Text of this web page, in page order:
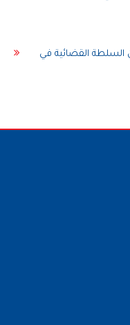
السلطة القضائية في